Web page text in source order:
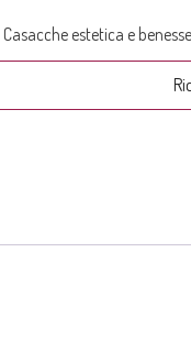
Casacche estetica e